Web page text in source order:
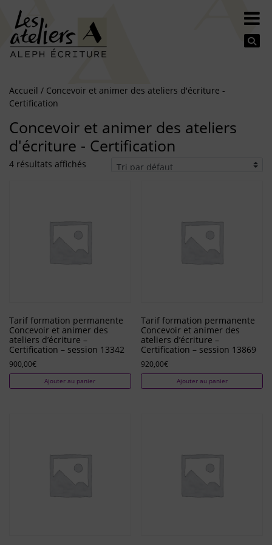
Accueil / Concevoir et animer des ateliers d'écriture -
Certification
Concevoir et animer des ateliers
d'écriture - Certification
4 résultats affichés
Tarif formation permanente
Concevoir et animer des
ateliers d’écriture –
Certification – session 13342
900,00€
Ajouter au panier
Tarif formation permanente
Concevoir et animer des
ateliers d’écriture –
Certification – session 13869
920,00€
Ajouter au panier